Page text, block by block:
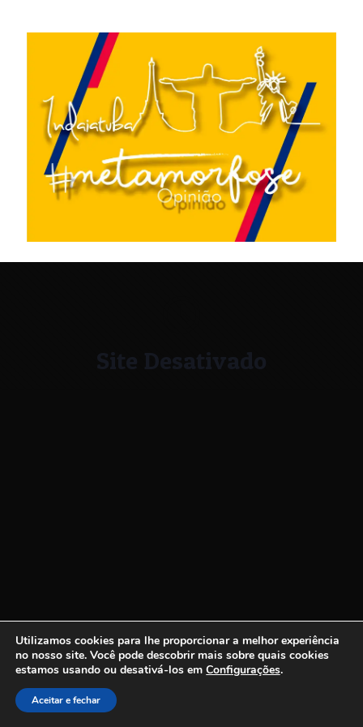
Site Desativado
Utilizamos cookies para lhe proporcionar a melhor experiência
no nosso site. Você pode descobrir mais sobre quais cookies
estamos usando ou desativá-los em Configurações.
Aceitar e fechar